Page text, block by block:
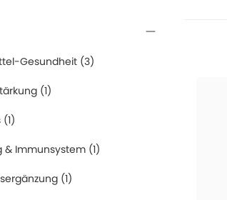
Gesundheit (3)
(1)
(1)
& Immunsystem (1)
(1)